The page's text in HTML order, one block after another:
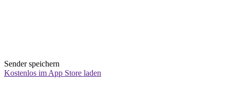
Sender speichern
Kostenlos im App Store laden